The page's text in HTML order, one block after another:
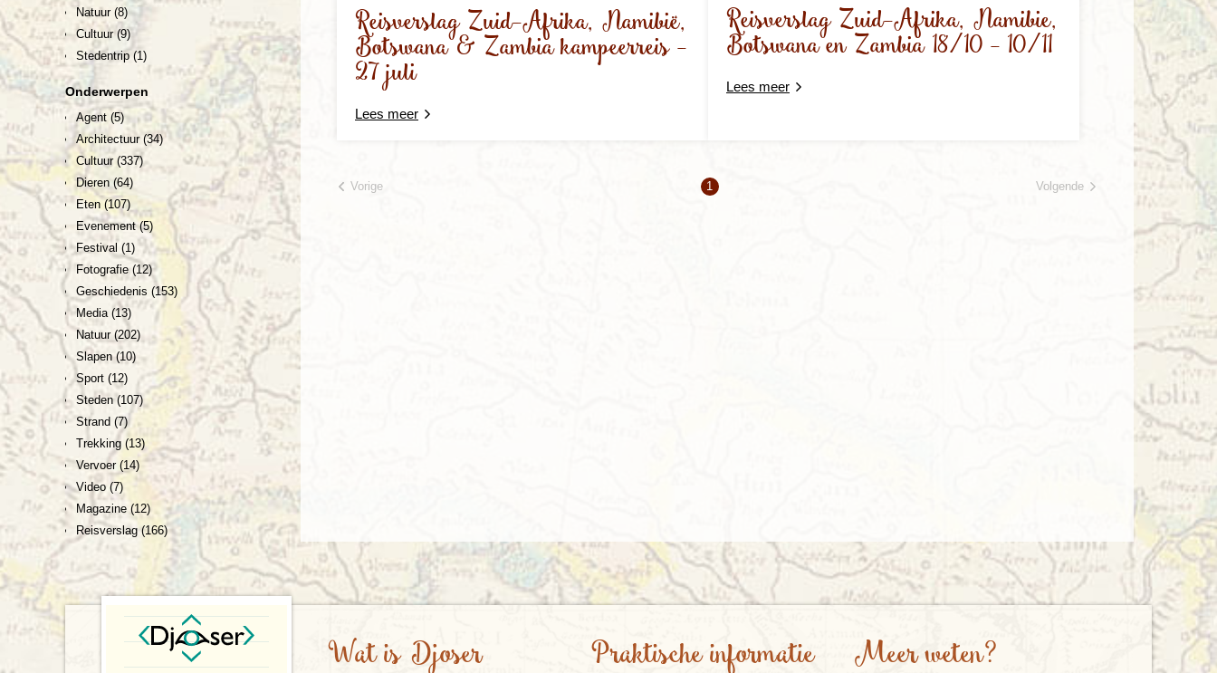
Reisverslag Zuid-Afrika, Namibië,
Botswana & Zambia kampeerreis -
27 juli
Lees meer
Reisverslag Zuid-Afrika, Namibie,
Botswana en Zambia 18/10 - 10/11
Lees meer
Vorige 1 Volgende
Natuur (8)
Cultuur(9)
Stedentrip (1)
Onderwerpen
Agent (5)
Architectuur (34)
Cultuur (337)
Dieren (64)
Eten (107)
Evenement(5)
Festival (1)
Fotografie (12)
Geschiedenis (153)
Media (13)
Natuur (202)
Slapen (10)
Sport (12)
Steden(107)
Strand (7)
Trekking (13)
Vervoer (14)
Video (7)
Magazine (12)
Reisverslag (166)
Wat is Djoser Praktische informatie Meer weten?